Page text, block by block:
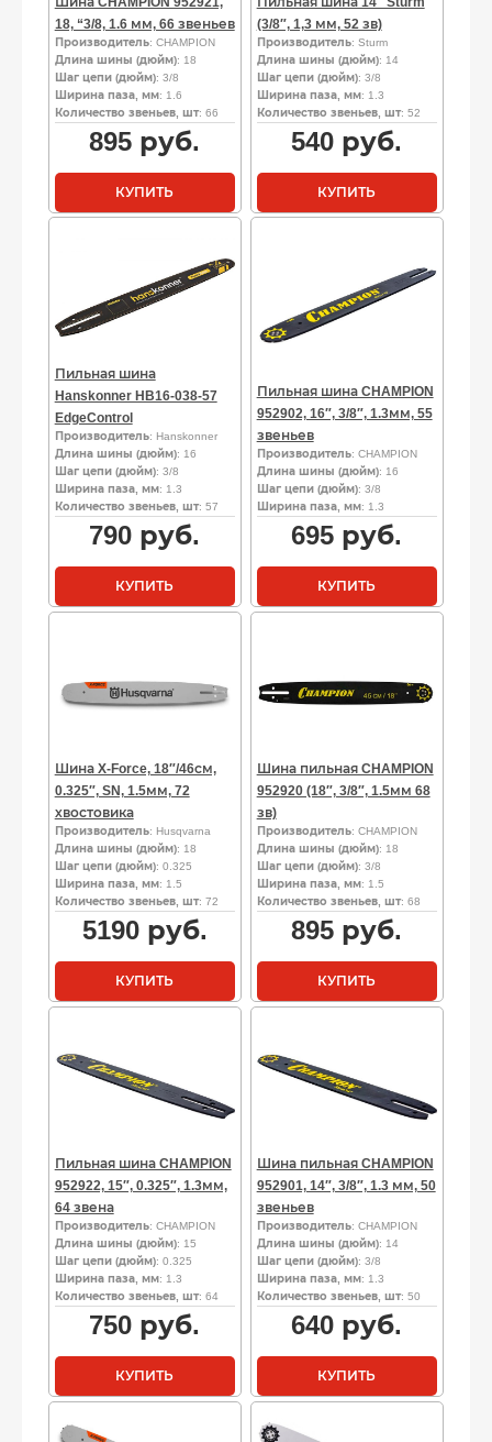
18, “3/8, 1.6 мм, 66 звеньев
Производитель: CHAMPION
Длина шины (дюйм): 18
Шаг цепи (дюйм): 3/8
Ширина паза, мм: 1.6
Количество звеньев, шт: 66
895 руб.
КУПИТЬ
(3/8″, 1,3 мм, 52 зв)
Производитель: Sturm
Длина шины (дюйм): 14
Шаг цепи (дюйм): 3/8
Ширина паза, мм: 1.3
Количество звеньев, шт: 52
540 руб.
КУПИТЬ
Пильная шина
Hanskonner HB16-038-57
EdgeControl
Производитель: Hanskonner
Длина шины (дюйм): 16
Шаг цепи (дюйм): 3/8
Ширина паза, мм: 1.3
Количество звеньев, шт: 57
790 руб.
КУПИТЬ
Пильная шина CHAMPION
952902, 16″, 3/8″, 1.3мм, 55
звеньев
Производитель: CHAMPION
Длина шины (дюйм): 16
Шаг цепи (дюйм): 3/8
Ширина паза, мм: 1.3
695 руб.
КУПИТЬ
Шина X-Force, 18″/46см,
0.325″, SN, 1.5мм, 72
хвостовика
Производитель: Husqvarna
Длина шины (дюйм): 18
Шаг цепи (дюйм): 0.325
Ширина паза, мм: 1.5
Количество звеньев, шт: 72
5190руб.
КУПИТЬ
Шина пильная CHAMPION
952920 (18″, 3/8″, 1.5мм 68
зв)
Производитель: CHAMPION
Длина шины (дюйм): 18
Шаг цепи (дюйм): 3/8
Ширина паза, мм: 1.5
Количество звеньев, шт: 68
895 руб.
КУПИТЬ
Пильная шина CHAMPION
952922, 15″, 0.325″, 1.3мм,
64 звена
Производитель: CHAMPION
Длина шины (дюйм): 15
Шаг цепи (дюйм): 0.325
Ширина паза, мм: 1.3
Количество звеньев, шт: 64
750 руб.
КУПИТЬ
Шина пильная CHAMPION
952901, 14″, 3/8″, 1.3 мм, 50
звеньев
Производитель: CHAMPION
Длина шины (дюйм): 14
Шаг цепи (дюйм): 3/8
Ширина паза, мм: 1.3
Количество звеньев, шт: 50
640 руб.
КУПИТЬ